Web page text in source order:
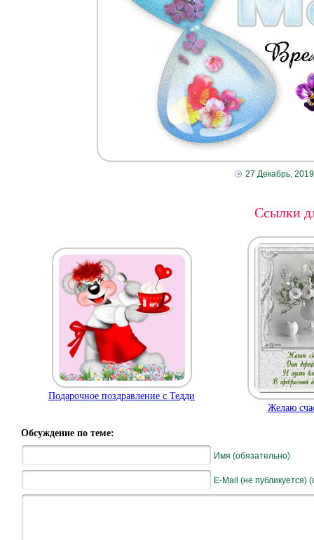
27 Декабрь, 2019
Ссылки
Подарочное поздравление с Тедди
Желаю
Обсуждение по теме:
Имя (обязательно)
E-Mail (не публикуется)